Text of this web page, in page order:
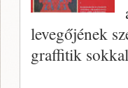
levegőjének
graffitik